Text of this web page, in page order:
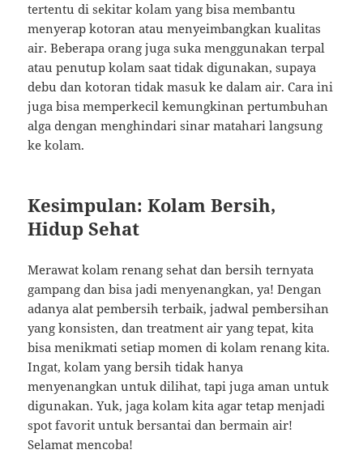
tertentu di sekitar kolam yang bisa membantu
menyerap kotoran atau menyeimbangkan kualitas
air. Beberapa orang juga suka menggunakan terpal
atau penutup kolam saat tidak digunakan, supaya
debu dan kotoran tidak masuk ke dalam air. Cara ini
juga bisa memperkecil kemungkinan pertumbuhan
alga dengan menghindari sinar matahari langsung
ke kolam.
Kesimpulan: Kolam Bersih,
Hidup Sehat
Merawat kolam renang sehat dan bersih ternyata
gampang dan bisa jadi menyenangkan, ya! Dengan
adanya alat pembersih terbaik, jadwal pembersihan
yang konsisten, dan treatment air yang tepat, kita
bisa menikmati setiap momen di kolam renang kita.
Ingat, kolam yang bersih tidak hanya
menyenangkan untuk dilihat, tapi juga aman untuk
digunakan. Yuk, jaga kolam kita agar tetap menjadi
spot favorit untuk bersantai dan bermain air!
Selamat mencoba!